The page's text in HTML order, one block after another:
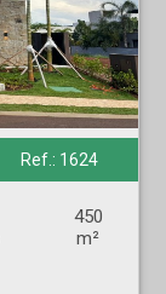
Ref.: 1624
450
m²